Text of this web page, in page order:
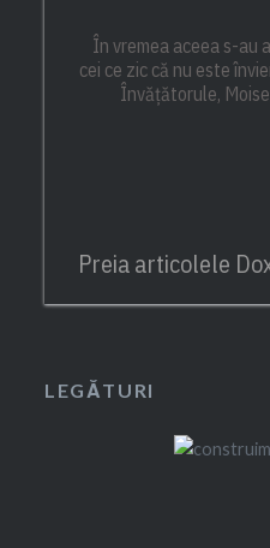
În vremea aceea s-au
cei ce zic că nu este
Învățătorule,
Preia articolele
LEGĂTURI